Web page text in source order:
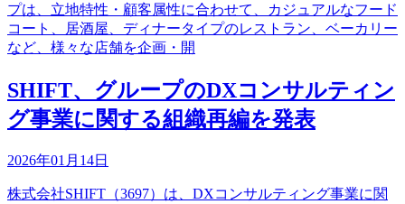
プは、立地特性・顧客属性に合わせて、カジュアルなフード
コート、居酒屋、ディナータイプのレストラン、ベーカリー
など、様々な店舗を企画・開
SHIFT、グループのDXコンサルティン
グ事業に関する組織再編を発表
2026年01月14日
株式会社SHIFT（3697）は、DXコンサルティング事業に関